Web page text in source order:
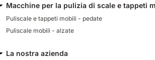
Macchine per la pulizia di scale e tappeti
Puliscale e tappeti mobili - pedate
Puliscale mobili - alzate
La nostra azienda